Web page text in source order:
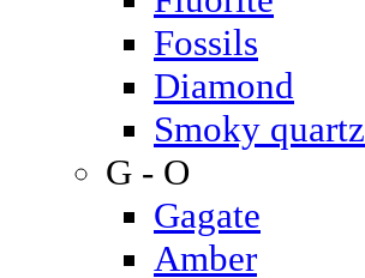
Fossils
Diamond
Smoky quartz
G - O
Gagate
Amber